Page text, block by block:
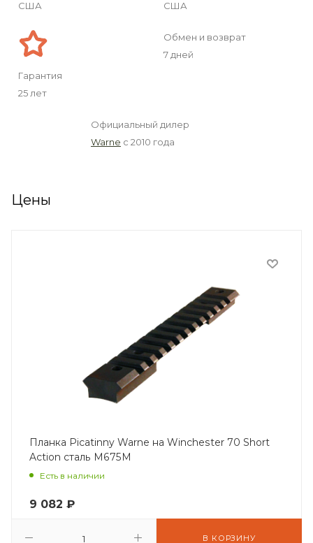
США
США
Гарантия
25 лет
Обмен и возврат
7 дней
Официальный дилер
Warne с 2010 года
Цены
Планка Picatinny Warne на Winchester 70 Short
Action сталь M675M
Есть в наличии
9 082 ₽
В КОРЗИНУ